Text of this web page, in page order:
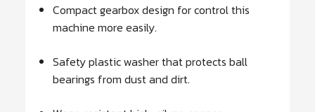
Compact gearbox design for control this
machine more easily.
Safety plastic washer that protects ball
bearings from dust and dirt.